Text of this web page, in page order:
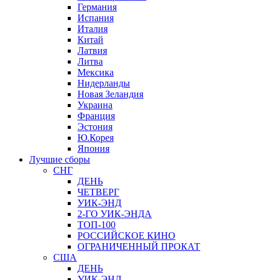
Германия
Испания
Италия
Китай
Латвия
Литва
Мексика
Нидерланды
Новая Зеландия
Украина
Франция
Эстония
Ю.Корея
Япония
Лучшие сборы
СНГ
ДЕНЬ
ЧЕТВЕРГ
УИК-ЭНД
2-ГО УИК-ЭНДА
ТОП-100
РОССИЙСКОЕ КИНО
ОГРАНИЧЕННЫЙ ПРОКАТ
США
ДЕНЬ